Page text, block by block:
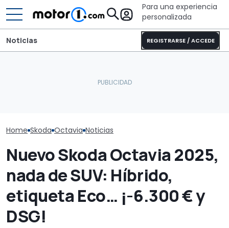
Para una experiencia
personalizada
REGISTRARSE / ACCEDE
Noticias
Home Skoda Octavia Noticias
Nuevo Skoda Octavia 2025,
nada de SUV: Híbrido,
etiqueta Eco… ¡-6.300 € y
DSG!